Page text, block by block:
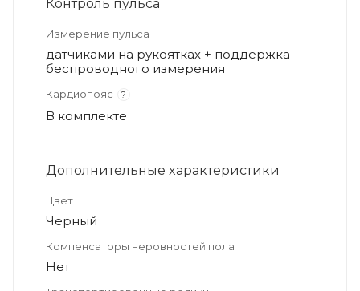
Контроль пульса
Измерение пульса
датчиками на рукоятках + поддержка
беспроводного измерения
Кардиопояс ?
В комплекте
Дополнительные xарактеристики
Цвет
Черный
Компенсаторы неровностей пола
Нет